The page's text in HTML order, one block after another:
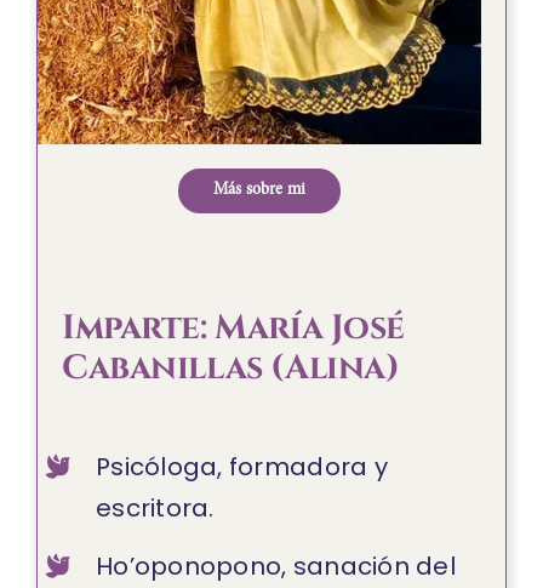
Más sobre mi
Imparte: María José
Cabanillas (Alina)
Psicóloga, formadora y
escritora.
Ho’oponopono, sanación del